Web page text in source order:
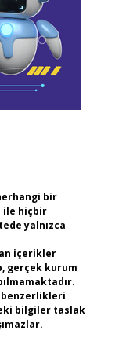
bir
ile hiçbir
yalnızca
içerikler
gerçek kurum
benzerlikleri
bilgiler taslak